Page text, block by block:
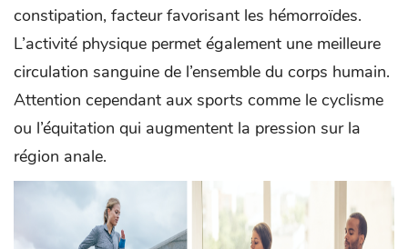
constipation, facteur favorisant les hémorroïdes.
L’activité physique permet également une meilleure
circulation sanguine de l’ensemble du corps humain.
Attention cependant aux sports comme le cyclisme
ou l’équitation qui augmentent la pression sur la
région anale.